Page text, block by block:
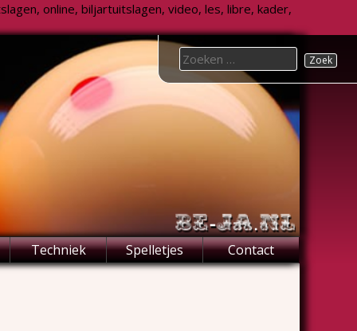
online, biljartuitslagen, video, les, libre, kader,
Techniek Spelletjes Contact
Search
for: